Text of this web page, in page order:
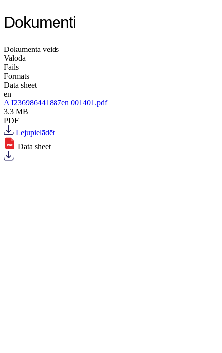
Dokumenti
Dokumenta veids
Valoda
Fails
Formāts
Data sheet
en
A I236986441887en 001401.pdf
3.3 MB
PDF
Lejupielādēt
Data sheet